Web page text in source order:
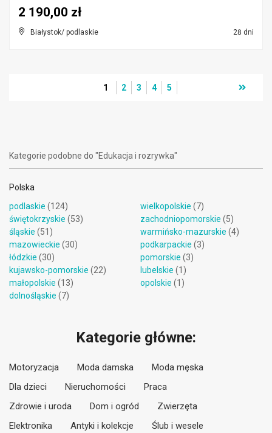
Białystok/ podlaskie 28 dni
2 190,00 zł
1 2 3 4 5
Kategorie podobne do "Edukacja i rozrywka"
Polska
podlaskie (124)
świętokrzyskie (53)
śląskie (51)
mazowieckie (30)
łódzkie (30)
kujawsko-pomorskie (22)
małopolskie (13)
dolnośląskie (7)
wielkopolskie (7)
zachodniopomorskie (5)
warmińsko-mazurskie (4)
podkarpackie (3)
pomorskie (3)
lubelskie (1)
opolskie (1)
Kategorie główne:
Motoryzacja Moda damska
Moda męska
Dla dzieci
Nieruchomości
Praca
Zdrowie i uroda
Dom i ogród
Zwierzęta
Elektronika
Antyki i kolekcje Ślub i wesele